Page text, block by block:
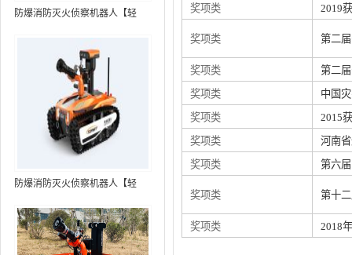
防爆消防灭火侦察机器人【轻
装置+语音控制+跟随功能+5G控
制+水炮跟踪火焰）RXR-
MC80BD（第8代）
防爆消防灭火侦察机器人【轻
装置+语音控制+跟随功能+5G控
制+水炮跟踪火焰+自主导航）
奖项类 2019
奖项类 第二
奖项类
第二
奖项类
中国
奖项类
2015
奖项类
河南
奖项类
第六
奖项类 第十
奖项类 2018